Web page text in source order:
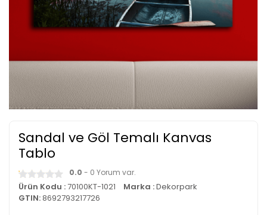
Sandal ve Göl Temalı Kanvas
Tablo
0.0 - 0 Yorum var.
Ürün Kodu :70100KT-1021 Marka :Dekorpark
GTIN:8692793217726